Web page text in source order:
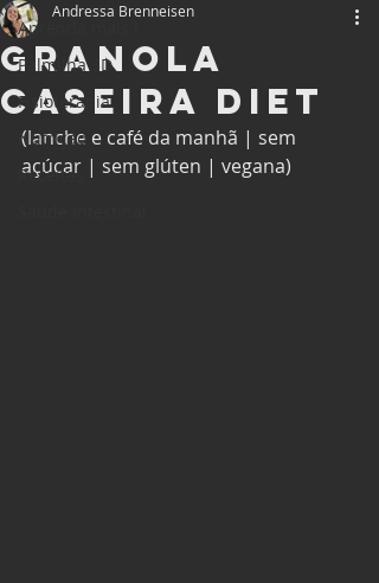
Aprenda mais !
Palmilha 3D
Fisioterapia
Nutrição
Receitas
Granola
Caseira Diet
Andressa Brenneisen
(lanche e café da manhã | sem
açúcar | sem glúten | vegana)